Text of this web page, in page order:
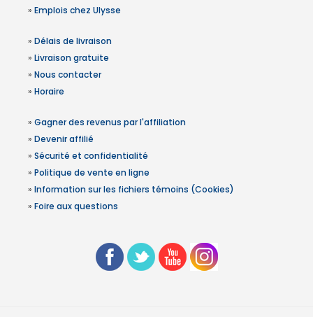
» Emplois chez Ulysse
» Délais de livraison
» Livraison gratuite
» Nous contacter
» Horaire
» Gagner des revenus par l'affiliation
» Devenir affilié
» Sécurité et confidentialité
» Politique de vente en ligne
» Information sur les fichiers témoins (Cookies)
» Foire aux questions